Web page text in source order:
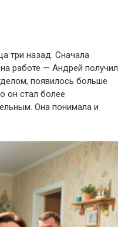
три назад. Сначала
работе — Андрей получил
появилось больше
он стал более
Она понимала и